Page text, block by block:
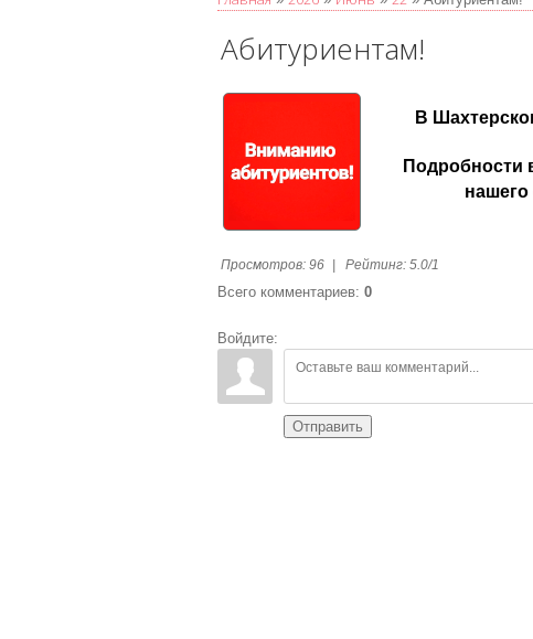
Абитуриентам!
В
Подробности
нашего
Просмотров: 96 Рейтинг: 5.0/1
Всего комментариев: 0
Войдите:
Отправить